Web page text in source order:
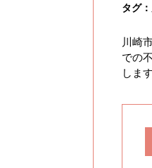
タグ：
川崎
での
します